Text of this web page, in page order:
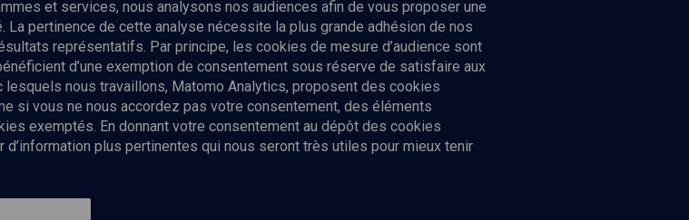
Envoyer
et services, nous analysons nos audiences afin de vous proposer une
pertinence de cette analyse nécessite la plus grande adhésion de nos
représentatifs. Par principe, les cookies de mesure d’audience sont
d’une exemption de consentement sous réserve de satisfaire aux
nous travaillons, Matomo Analytics, proposent des cookies
si vous ne nous accordez pas votre consentement, des éléments
exemptés. En donnant votre consentement au dépôt des cookies
plus pertinentes qui nous seront très utiles pour mieux tenir